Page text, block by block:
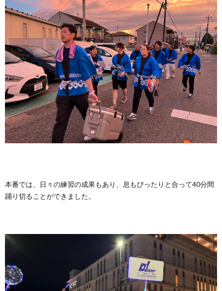
本番では、日々の練習の成果もあり、息もぴったりと合って40分間
踊り切ることができました。